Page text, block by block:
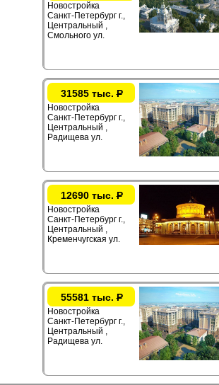
Новостройка
Санкт-Петербург г.,
Центральный ,
Смольного ул.
31585 тыс.Р
Новостройка
Санкт-Петербург г.,
Центральный ,
Радищева ул.
12690 тыс.Р
Новостройка
Санкт-Петербург г.,
Центральный ,
Кременчугская ул.
55581 тыс.Р
Новостройка
Санкт-Петербург г.,
Центральный ,
Радищева ул.